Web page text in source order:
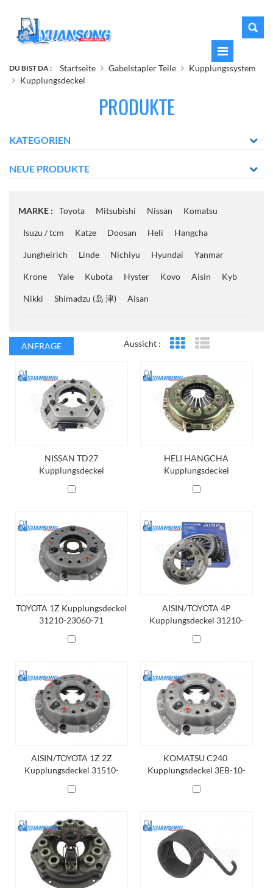
DU BIST DA : Startseite Gabelstapler Teile
Kupplungssystem
Kupplungsdeckel
PRODUKTE
KATEGORIEN
NEUE PRODUKTE
MARKE : Toyota Mitsubishi Nissan Komatsu
Isuzu / tcm Katze Doosan Heli Hangcha
Jungheirich Linde Nichiyu Hyundai Yanmar
Krone Yale Kubota Hyster Kovo Aisin Kyb
Nikki Shimadzu (岛 津) Aisan
ANFRAGE Aussicht : Rasteransicht
NISSAN TD27
Kupplungsdeckel
HELI HANGCHA
Kupplungsdeckel
TOYOTA 1Z Kupplungsdeckel
31210-23060-71
AISIN/TOYOTA 4P
Kupplungsdeckel 31210-
AISIN/TOYOTA 1Z 2Z
Kupplungsdeckel 31510-
30962-71
KOMATSU C240 ​​
Kupplungsdeckel 3EB-10-
21610